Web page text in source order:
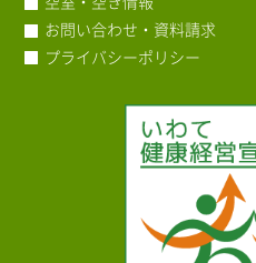
お問い合わせ・資料請求
プライバシーポリシー